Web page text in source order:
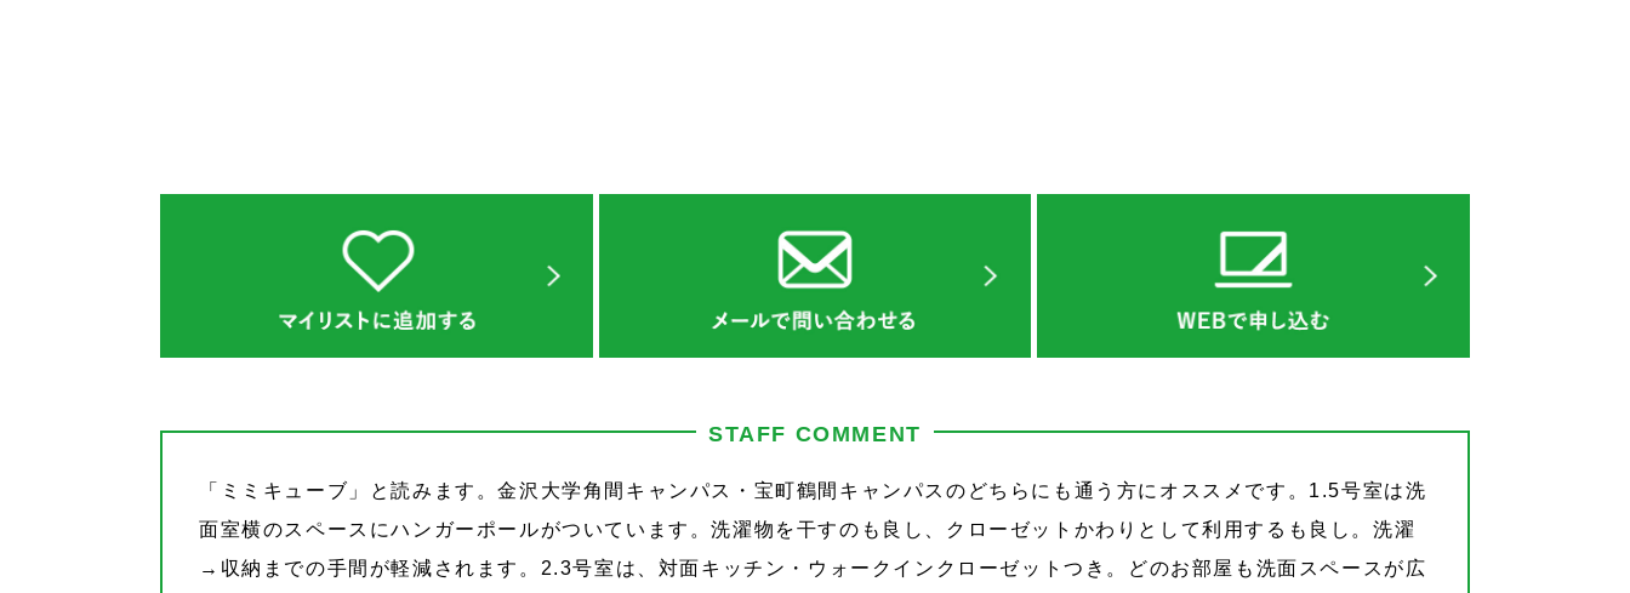
STAFF COMMENT
「ミミキューブ」と読みます。金沢大学角間キャンパス・宝町鶴間キャンパスのどちらにも通う方にオススメです。1.5号室は洗
面室横のスペースにハンガーポールがついています。洗濯物を干すのも良し、クローゼットかわりとして利用するも良し。洗濯
→収納までの手間が軽減されます。2.3号室は、対面キッチン・ウォークインクローゼットつき。どのお部屋も洗面スペースが広